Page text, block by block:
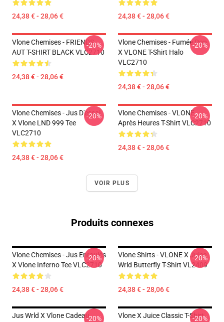
24,38 € - 28,06 € 24,38 € - 28,06 €
Vlone Chemises - FRIENDS
AUT T-SHIRT BLACK VLC2710
24,38 € - 28,06 €
-20%
Vlone Chemises - Fumée Pop
X VLONE T-Shirt Halo
VLC2710
24,38 € - 28,06 €
-20%
Vlone Chemises - Jus D'essai
X Vlone LND 999 Tee
VLC2710
24,38 € - 28,06 €
-20%
Vlone Chemises - VLONE
Après Heures T-Shirt VLC2710
24,38 € - 28,06 €
-20%
VOIR PLUS
Produits connexes
Vlone Chemises - Jus Enroulés
X Vlone Inferno Tee VLC2710
24,38 € - 28,06 €
-20%
Vlone Shirts - VLONE X Juice
Wrld Butterfly T-Shirt VL2409
24,38 € - 28,06 €
-20%
Jus Wrld X Vlone Cadeau-20%
Vlone X Juice Classic T-Shirt
-20%